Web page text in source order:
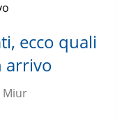
ecco quali
arrivo
Miur